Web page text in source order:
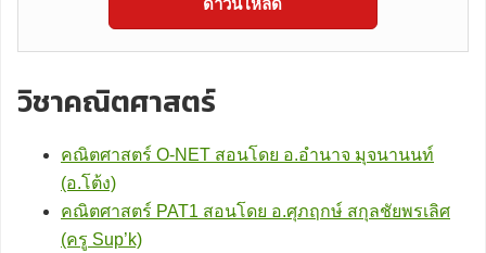
ดาว์นโหลด
วิชาคณิตศาสตร์
คณิตศาสตร์ O-NET สอนโดย อ.อำนาจ มุจนานนท์
(อ.โต้ง)
คณิตศาสตร์ PAT1 สอนโดย อ.ศุภฤกษ์ สกุลชัยพรเลิศ
(ครู Sup’k)